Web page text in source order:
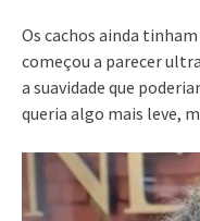
Os cachos ainda
começou a parecer
a suavidade que
queria algo mais leve,